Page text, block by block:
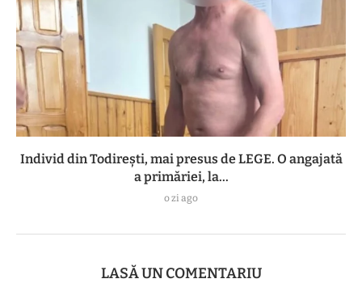
Individ din Todirești, mai presus de LEGE. O angajată
a primăriei, la...
o zi ago
LASĂ UN COMENTARIU